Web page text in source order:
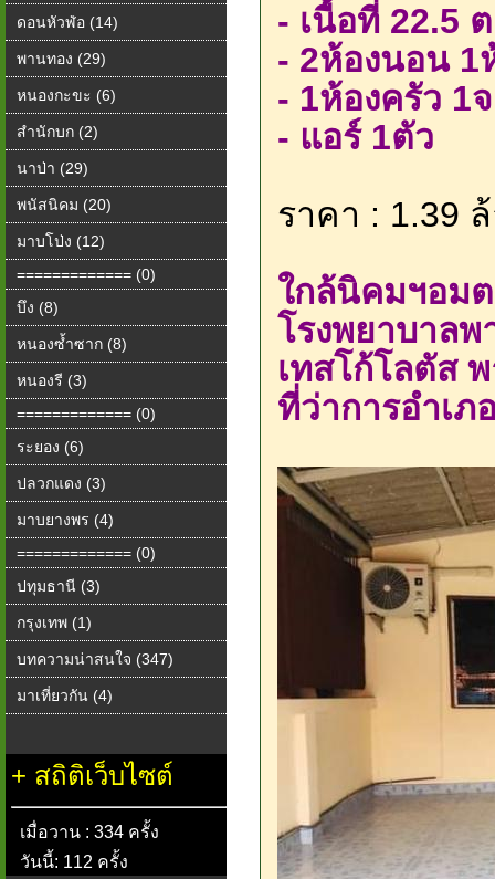
ดอนหัวฬ่อ (14)
พานทอง (29)
หนองกะขะ (6)
สำนักบก (2)
นาป่า (29)
พนัสนิคม (20)
มาบโป่ง (12)
============= (0)
บึง (8)
หนองซ้ำซาก (8)
หนองรี (3)
============= (0)
ระยอง (6)
ปลวกแดง (3)
มาบยางพร (4)
============= (0)
ปทุมธานี (3)
กรุงเทพ (1)
บทความน่าสนใจ (347)
มาเที่ยวกัน (4)
+ สถิติเว็บไซต์
เมื่อวาน : 334 ครั้ง
วันนี้: 112 ครั้ง
- เนื้อที่ 22.5
- 2ห้องนอน 1
- 1ห้องครัว 1
- แอร์ 1ตัว
ราคา : 1.39
ใกล้นิคมฯอม
โรงพยาบาล
เทสโก้โลตัส
ที่ว่าการอำเภ